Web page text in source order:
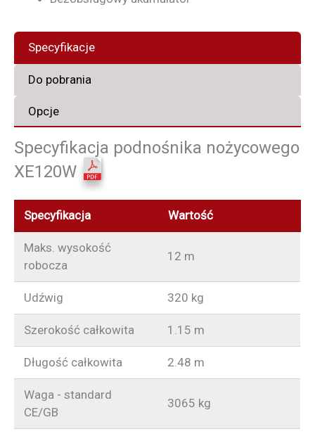
Specyfikacje
Do pobrania
Opcje
Specyfikacja podnośnika nożycowego
XE120W
Specyfikacja Wartość
Maks. wysokość
robocza
12 m
Udźwig 320 kg
Szerokość całkowita 1.15 m
Długość całkowita 2.48 m
Waga - standard
CE/GB
3065 kg